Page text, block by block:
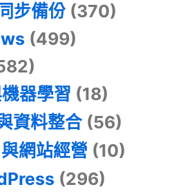
步備份 (370)
(499)
器學習 (18)
資料整合(56)
網站經營 (10)
(296)